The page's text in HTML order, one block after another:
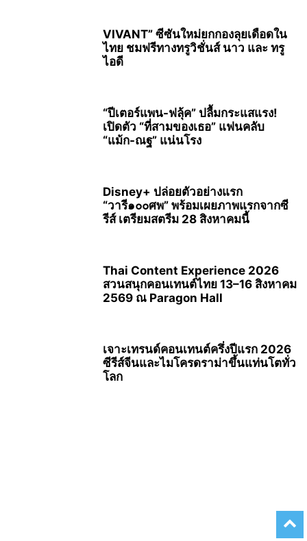
VIVANT” ซีซันใหม่ยกกองลุยเดือดใน
ไทย ชมฟรีทางทรูวิชั่นส์ นาว และ ทรู
ไอดี
“ปีเตอร์แพน-ฟลุ้ค” ปลื้มกระแสแรง!
เปิดตัว “ที่สามของเธอ” แฟนคลับ
“แม้ก-ณฐ” แน่นโรง
Disney+ ปล่อยตัวอย่างแรก
“วารี๑๐๐ศพ” พร้อมเผยภาพแรกจากซี
รีส์ เตรียมสตรีม 28 สิงหาคมนี้
Thai Content Experience 2026
สวนสนุกคอนเทนต์ไทย 13–16 สิงหาคม
2569 ณ Paragon Hall
เจาะเทรนด์คอนเทนต์ครึ่งปีแรก 2026
ซีรีส์จีนและไมโครดราม่าขึ้นแท่นโตทั่ว
โลก